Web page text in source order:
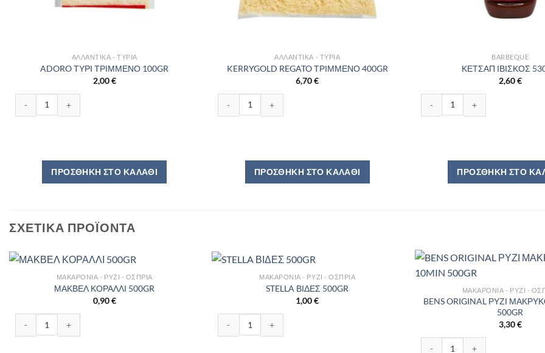
ΑΛΛΑΝΤΙΚΆ - ΤΥΡΙΆ
ADORO ΤΥΡΙ ΤΡΙΜΜΕΝΟ 100GR
2,00€
ΠΡΟΣΘΉΚΗ ΣΤΟ ΚΑΛΆΘΙ
ΑΛΛΑΝΤΙΚΆ - ΤΥΡΙΆ
KERRYGOLD REGATO ΤΡΙΜΜΕΝΟ 400GR
6,70€
ΠΡΟΣΘΉΚΗ ΣΤΟ ΚΑΛΆΘΙ
BARBEQUE
ΚΕΤΣΑΠ ΙΒΙΣΚΟΣ
2,60€
ΠΡΟΣΘΉΚΗ ΣΤΟ
ΣΧΕΤΙΚΆ ΠΡΟΪΌΝΤΑ
ΜΑΚΑΡΌΝΙΑ - ΡΎΖΙ - ΌΣΠΡΙΑ
ΜΑΚΒΕΛ ΚΟΡΑΛΛΙ 500GR
0,90€
ΜΑΚΑΡΌΝΙΑ - ΡΎΖΙ - ΌΣΠΡΙΑ
STELLA ΒΙΔΕΣ 500GR
1,00€
ΜΑΚΑΡΌΝΙΑ - ΡΎΖΙ -
BENS ORIGINAL ΡΥΖΙ
500GR
3,30€